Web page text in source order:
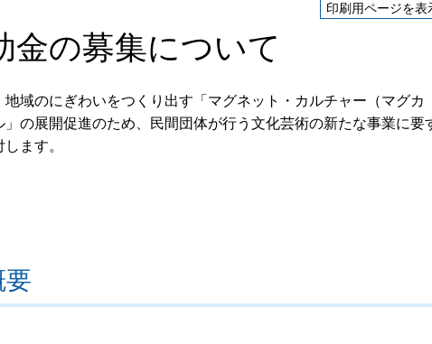
印刷用ページを表
金の募集について
域のにぎわいをつくり出す「マグネット・カルチャー（マグカ
の展開促進のため、民間団体が行う文化芸術の新たな事業に要
ます。
要